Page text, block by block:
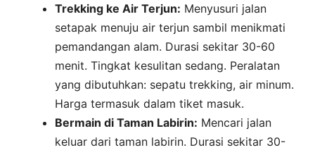
Trekking ke Air Terjun: Menyusuri jalan
setapak menuju air terjun sambil menikmati
pemandangan alam. Durasi sekitar 30-60
menit. Tingkat kesulitan sedang. Peralatan
yang dibutuhkan: sepatu trekking, air minum.
Harga termasuk dalam tiket masuk.
Bermain di Taman Labirin: Mencari jalan
keluar dari taman labirin. Durasi sekitar 30-